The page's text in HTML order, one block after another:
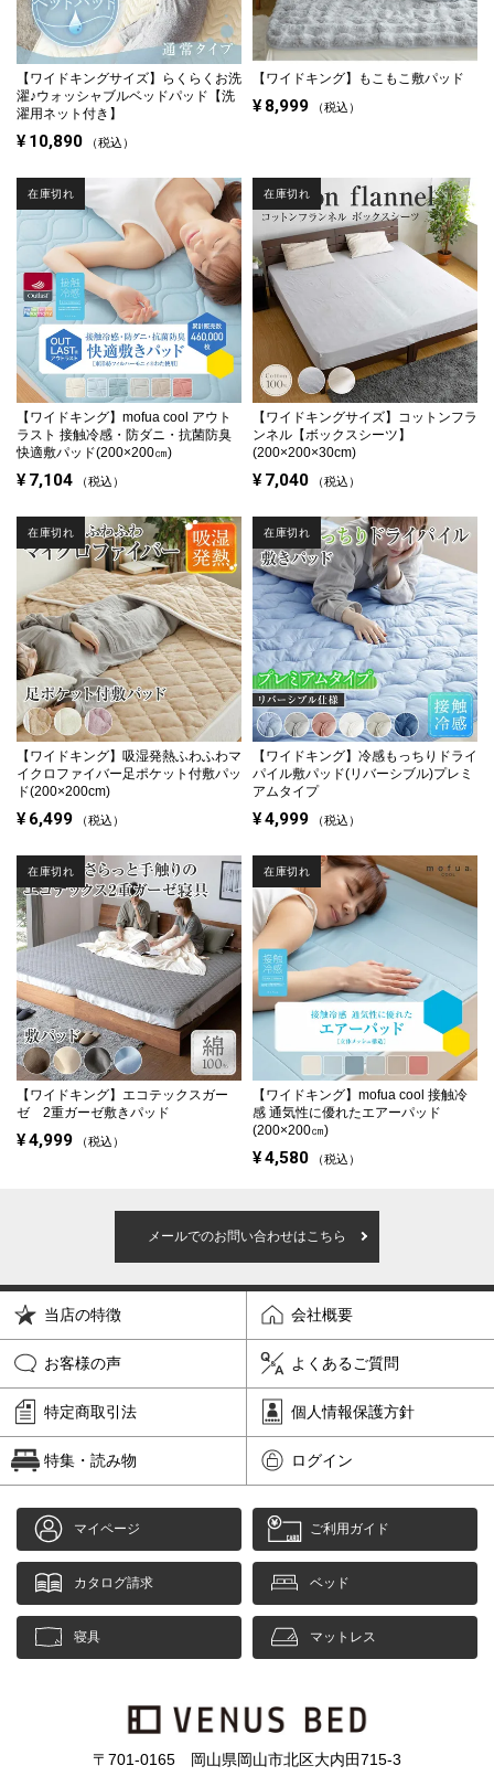
【ワイドキングサイズ】
らくらくお洗
濯♪ウォッシャブルベッドパッド【洗
濯用ネット付き】
¥ 10,890 税込
【ワイドキング】 もこもこ敷パッド
¥ 8,999 税込
【ワイドキング】 mofua cool アウト
ラスト 接触冷感・防ダニ・抗菌防臭
快適敷パッド(200×200㎝)
¥ 7,104 税込
在庫切れ
【ワイドキングサイズ】 コットンフラ
ンネル【ボックスシーツ】
(200×200×30cm)
¥ 7,040 税込
在庫切れ
【ワイドキング】 吸湿発熱ふわふわマ
イクロファイバー足ポケット付敷パッ
ド(200×200cm)
¥ 6,499 税込
在庫切れ
【ワイドキング】 冷感もっちりドライ
パイル敷パッド(リバーシブル)プレミ
アムタイプ
¥4,999 税込
在庫切れ
【ワイドキング】 エコテックスガー
ゼ 2重ガーゼ敷きパッド
¥4,999 税込
在庫切れ
【ワイドキング】 mofua cool 接触冷
感 通気性に優れたエアーパッド
(200×200㎝)
¥4,580 税込
在庫切れ
メールでのお問い合わせはこちら
当店の特徴 会社概要
お客様の声 よくあるご質問
特定商取引法 個人情報保護方針
特集・読み物 ログイン
マイページ ご利用ガイド
カタログ請求 ベッド
寝具 マットレス
〒701-0165 岡山県岡山市北区大内田715-3